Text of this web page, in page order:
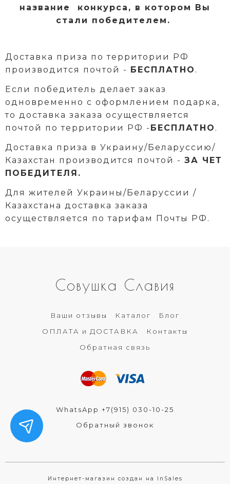
название конкурса, в котором Вы
стали победителем.
Доставка приза по территории РФ
производится почтой - БЕСПЛАТНО .
Если победитель делает заказ
одновременно с оформлением подарка,
то доставка заказа осуществляется
почтой по территории РФ - БЕСПЛАТНО .
Доставка приза в Украину/Беларуссию/
Казахстан производится почтой - ЗА ЧЕТ
ПОБЕДИТЕЛЯ.
Для жителей Украины/Беларуссии /
Казахстана доставка заказа
осуществляется по тарифам Почты РФ.
Совушка Славия
Ваши отзывы Каталог
Блог
ОПЛАТА и ДОСТАВКА
Контакты
Обратная связь
WhatsApp +7(915) 030-10-25
Обратный звонок
Интернет-магазин создан на InSales